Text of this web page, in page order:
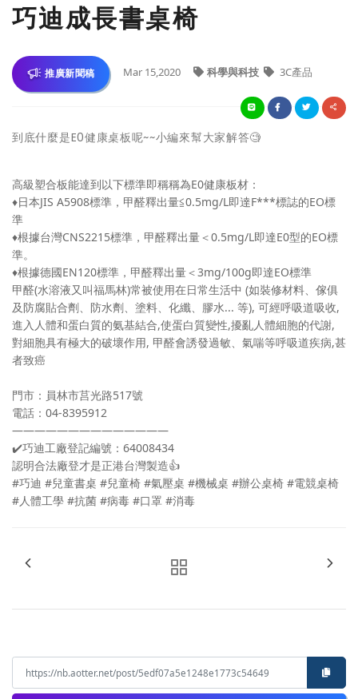
巧迪成長書桌椅
推廣新聞稿 Mar 15,2020 科學與科技 3C產品
到底什麼是E0健康桌板呢~~小編來幫大家解答🧐
高級塑合板能達到以下標準即稱稱為E0健康板材：
♦️日本JIS A5908標準，甲醛釋出量≦0.5mg/L即達F***標誌的EO標
準
♦️根據台灣CNS2215標準，甲醛釋出量＜0.5mg/L即達E0型的EO標
準。
♦️根據德國EN120標準，甲醛釋出量＜3mg/100g即達EO標準
甲醛(水溶液又叫福馬林)常被使用在日常生活中 (如裝修材料、傢俱
及防腐貼合劑、防水劑、塗料、化纖、膠水... 等), 可經呼吸道吸收,
進入人體和蛋白質的氨基結合,使蛋白質變性,擾亂人體細胞的代謝,
對細胞具有極大的破壞作用, 甲醛會誘發過敏、氣喘等呼吸道疾病,甚
者致癌
門市：員林市莒光路517號
電話：04-8395912
——————————————
✔️巧迪工廠登記編號：64008434
認明合法廠登才是正港台灣製造👍
#巧迪 #兒童書桌 #兒童椅 #氣壓桌 #機械桌 #辦公桌椅 #電競桌椅
#人體工學 #抗菌 #病毒 #口罩 #消毒